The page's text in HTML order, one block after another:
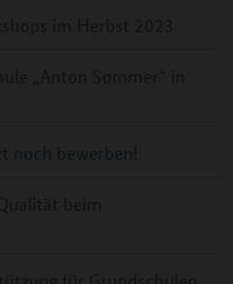
im Herbst 2023
„Anton Sommer“ in
noch bewerben!
beim